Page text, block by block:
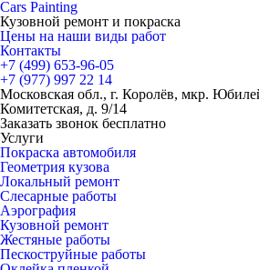
Cars Painting
Кузовной ремонт и покраска
Цены на наши виды работ
Контакты
+7 (499) 653-96-05
+7 (977) 997 22 14
Московская обл., г. Королёв, мкр.
Комитетская, д. 9/14
Заказать звонок бесплатно
Услуги
Покраска автомобиля
Геометрия кузова
Локальный ремонт
Слесарные работы
Аэрография
Кузовной ремонт
Жестяные работы
Пескоструйные работы